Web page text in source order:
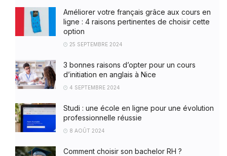
Améliorer votre français grâce aux cours en
ligne : 4 raisons pertinentes de choisir cette
option
25 SEPTEMBRE 2024
3 bonnes raisons d’opter pour un cours
d’initiation en anglais à Nice
4 SEPTEMBRE 2024
Studi : une école en ligne pour une évolution
professionnelle réussie
8 AOÛT 2024
Comment choisir son bachelor RH ?